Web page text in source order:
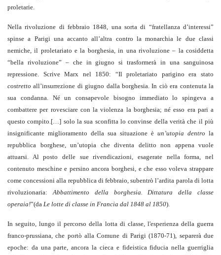
proletarie.
Nella rivoluzione di febbraio 1848, una sorta di “fratellanza d’interessi”
spinse a Parigi una accanto all’altra contro la monarchia le due classi
nemiche, il proletariato e la borghesia, in una rivoluzione – la cosiddetta
“bella rivoluzione” – che in giugno si trasformerà in una sanguinosa
repressione. Scrive Marx nel 1850: “Il proletariato parigino era stato
costretto all’insurrezione di giugno dalla borghesia. In ciò era contenuta la
sua condanna. Né un consapevole bisogno immediato lo spingeva a
combattere per rovesciare con la violenza la borghesia; né esso era pari a
questo compito.[…] solo la sua sconfitta lo convinse della verità che il più
insignificante miglioramento della sua situazione è un’utopia dentro la
repubblica borghese, un’utopia che diventa delitto non appena vuole
attuarsi. Al posto delle sue rivendicazioni, esagerate nella forma, nel
contenuto meschine e persino ancora borghesi, e che esso voleva strappare
come concessioni alla repubblica di febbraio, subentrò l’ardita parola di lotta
rivoluzionaria:Abbattimento della borghesia. Dittatura della classe
operaia!”(da Le lotte di classe in Francia dal 1848 al 1850).
In seguito, lungo il percorso della lotta di classe, l'esperienza della guerra
franco-prussiana, che portò alla Comune di Parigi (1870-71), separerà due
epoche: da una parte, ancora la cieca e fideistica fiducia nella guerriglia